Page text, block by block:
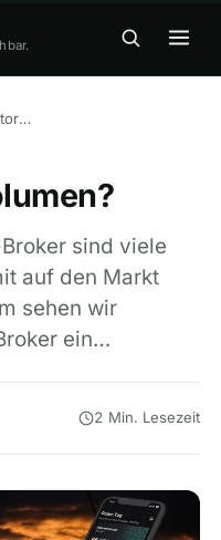
▾
Scalable Capital Mindestorder-Volumen?
sind viele
auf den Markt
sehen wir
ein…
2 Min. Lesezeit